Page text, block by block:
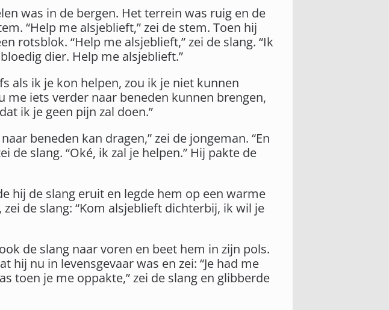
was in de bergen. Het terrein was ruig en de
“Help me alsjeblieft,” zei de stem. Toen hij
rotsblok. “Help me alsjeblieft,” zei de slang. “Ik
dier. Help me alsjeblieft.”
als ik je kon helpen, zou ik je niet kunnen
me iets verder naar beneden kunnen brengen,
ik je geen pijn zal doen.”
beneden kan dragen,” zei de jongeman. “En
de slang. “Oké, ik zal je helpen.” Hij pakte de
hij de slang eruit en legde hem op een warme
de slang: “Kom alsjeblieft dichterbij, ik wil je
de slang naar voren en beet hem in zijn pols.
nu in levensgevaar was en zei: “Je had me
toen je me oppakte,” zei de slang en glibberde